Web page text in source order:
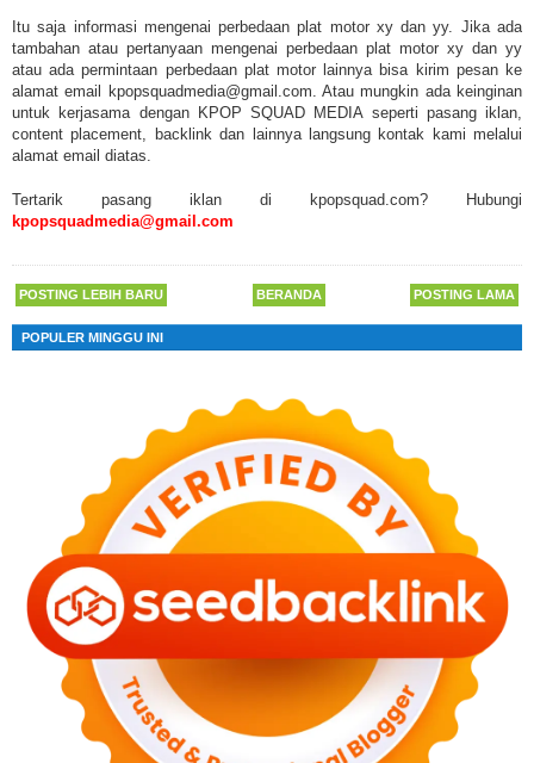
Itu saja informasi mengenai perbedaan plat motor xy dan yy. Jika ada
tambahan atau pertanyaan mengenai perbedaan plat motor xy dan yy
atau ada permintaan perbedaan plat motor lainnya bisa kirim pesan ke
alamat email kpopsquadmedia@gmail.com. Atau mungkin ada keinginan
untuk kerjasama dengan KPOP SQUAD MEDIA seperti pasang iklan,
content placement, backlink dan lainnya langsung kontak kami melalui
alamat email diatas.
Tertarik pasang iklan di kpopsquad.com? Hubungi
kpopsquadmedia@gmail.com
POSTING LEBIH BARU POSTING LAMA
BERANDA
POPULER MINGGU INI